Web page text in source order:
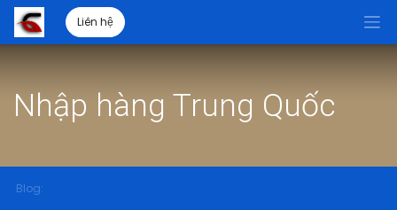
Liên hệ
Nhập hàng Trung Quốc
Blog: